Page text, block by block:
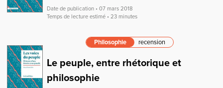
Date de publication • 07 mars 2018
Temps de lecture estimé • 23 minutes
Philosophie recension
Le peuple, entre rhétorique et
philosophie